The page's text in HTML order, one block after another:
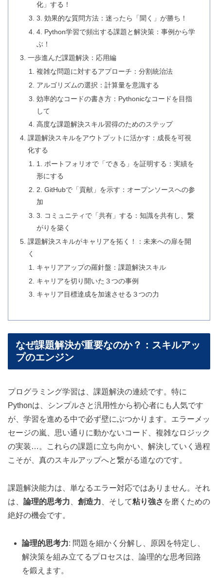
化」する！
3. 効果的な質問方法：迷ったら「聞く」が勝ち！
4. Python学習で頻出する課題と解決策：事例から学
ぶ！
一歩進んだ課題解決：応用編
複雑な問題に対するアプローチ：分割統治法
アルゴリズムの選択：計算量を意識する
効率的なコードの書き方：Pythonicなコードを目指
して
高度な課題解決スキル習得のためのステップ
課題解決スキルをアウトプットに活かす：成長を可視
化する
1. ポートフォリオで「できる」を証明する：実績を
形にする
2. GitHubで「貢献」を示す：オープンソースへの参
加
3. コミュニティで「共有」する：知識を共有し、繋
がりを築く
課題解決スキルがキャリアを拓く！：未来への扉を開
く
キャリアアップの羅針盤：課題解決スキル
キャリアを切り開いた３つの事例
キャリア目標達成を加速させる３つの力
なぜ課題解決が重要なのか？：スキルアッ
プのエンジン
プログラミング学習は、課題解決の連続です。特に
Pythonは、シンプルさと汎用性から初心者にも人気です
が、学習を進める中で必ず壁にぶつかります。エラーメッ
セージの嵐、思い通りに動かないコード、複雑なロジック
の実装…。これらの課題に立ち向かい、解決していく過程
こそが、真のスキルアップへと繋がる道なのです。
課題解決能力は、単なるエラー対応ではありません。それ
は、 論理的思考力 創造力 、そして粘り強さ を磨くための
絶好の機会です。
論理的思考力: 問題を細かく分解し、原因を特定し、
解決策を組み立てるプロセスは、論理的な思考回路
を鍛えます。